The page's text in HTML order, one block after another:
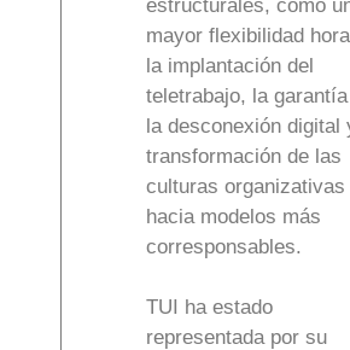
estructurales, como
mayor flexibilidad
la implantación del
teletrabajo, la
la desconexión digital
transformación de las
culturas organizativas
hacia modelos más
corresponsables.
TUI ha estado
representada por su